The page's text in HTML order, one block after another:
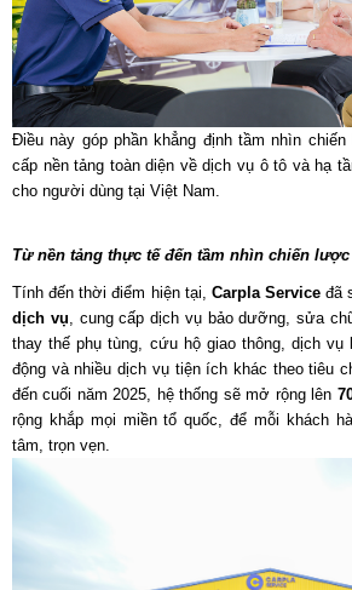
Điều này góp phần khẳng định tầm nhìn
cấp nền tảng toàn diện về dịch vụ ô tô và hạ
cho người dùng tại Việt Nam.
Từ nền tảng thực tế đến tầm nhìn chiến lược
Tính đến thời điểm hiện tại, Carpla Service đã
dịch vụ , cung cấp dịch vụ bảo dưỡng, sửa
thay thế phụ tùng, cứu hộ giao thông, dịch
động và nhiều dịch vụ tiện ích khác theo tiêu
đến cuối năm 2025, hệ thống sẽ mở rộng lên
rộng khắp mọi miền tổ quốc, để mỗi khách
tâm, trọn vẹn.